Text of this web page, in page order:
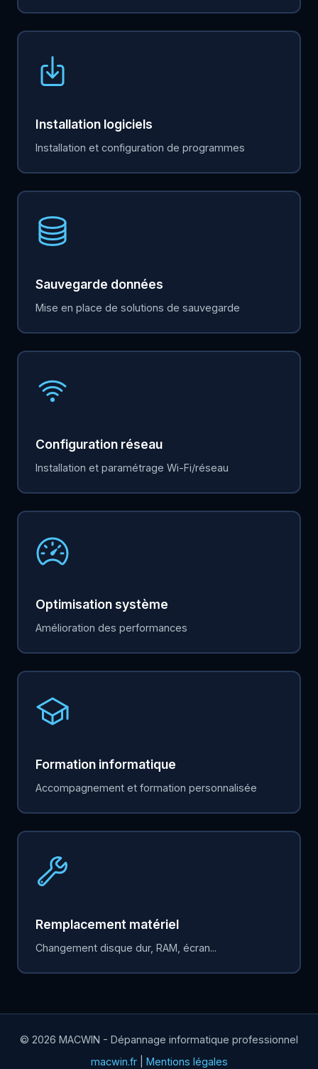
Installation logiciels
Installation et configuration de programmes
Sauvegarde données
Mise en place de solutions de sauvegarde
Configuration réseau
Installation et paramétrage Wi-Fi/réseau
Optimisation système
Amélioration des performances
Formation informatique
Accompagnement et formation personnalisée
Remplacement matériel
Changement disque dur, RAM, écran...
© 2026 MACWIN - Dépannage informatique professionnel
macwin.fr| Mentions légales